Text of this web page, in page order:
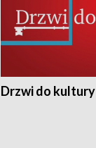
Drzwi do kultury